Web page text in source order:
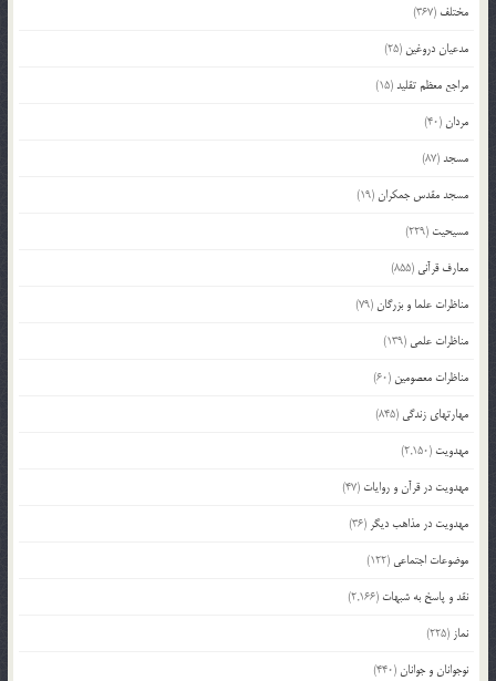
مختلف (367)
مدعیان دروغین (25)
مراجع معظم تقلید(15)
مردان(40)
مسجد(87)
مسجد مقدس جمکران(19)
مسیحیت (229)
معارف قرآنی (855)
مناظرات علما و بزرگان(79)
مناظرات علمی (139)
مناظرات معصومین (60)
مهارتهای زندگی (845)
مهدویت (2,150)
مهدویت در قرآن و روایات (47)
مهدویت در مذاهب دیگر (36)
موضوعات اجتماعی (122)
نقد و پاسخ به شبهات (2,166)
نماز (225)
نوجوانان و جوانان(440)